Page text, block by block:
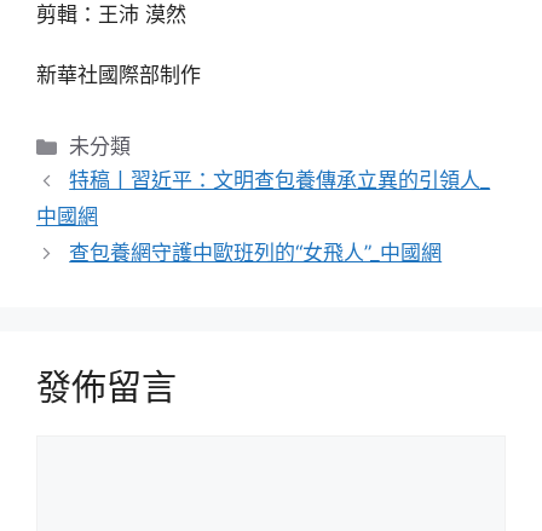
剪輯：王沛 漠然
新華社國際部制作
分
類
未分類
特稿丨習近平：文明查包養傳承立異的引領人_
中國網
查包養網守護中歐班列的“女飛人”_中國網
發佈留言